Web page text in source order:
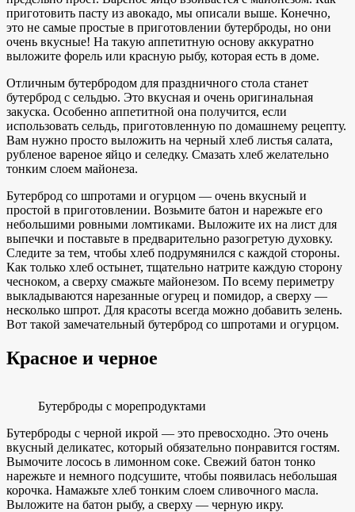
приготовить пасту из авокадо, мы описали выше. Конечно,
это не самые простые в приготовлении бутерброды, но они
очень вкусные! На такую аппетитную основу аккуратно
выложите форель или красную рыбу, которая есть в доме.
Отличным бутербродом для праздничного стола станет
бутерброд с сельдью. Это вкусная и очень оригинальная
закуска. Особенно аппетитной она получится, если
использовать сельдь, приготовленную по домашнему рецепту.
Вам нужно просто выложить на черный хлеб листья салата,
рубленое вареное яйцо и селедку. Смазать хлеб желательно
тонким слоем майонеза.
Бутерброд со шпротами и огурцом — очень вкусный и
простой в приготовлении. Возьмите батон и нарежьте его
небольшими ровными ломтиками. Выложите их на лист для
выпечки и поставьте в предварительно разогретую духовку.
Следите за тем, чтобы хлеб подрумянился с каждой стороны.
Как только хлеб остынет, тщательно натрите каждую сторону
чесноком, а сверху смажьте майонезом. По всему периметру
выкладываются нарезанные огурец и помидор, а сверху —
несколько шпрот. Для красоты всегда можно добавить зелень.
Вот такой замечательный бутерброд со шпротами и огурцом.
Красное и черное
Бутерброды с морепродуктами
Бутерброды с черной икрой — это превосходно. Это очень
вкусный деликатес, который обязательно понравится гостям.
Вымочите лосось в лимонном соке. Свежий батон тонко
нарежьте и немного подсушите, чтобы появилась небольшая
корочка. Намажьте хлеб тонким слоем сливочного масла.
Выложите на батон рыбу, а сверху — черную икру.